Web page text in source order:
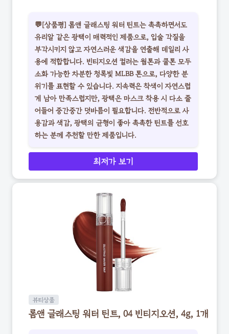
💬[상품평] 롬앤 글래스팅 워터 틴트는 촉촉하면서도
유리알 같은 광택이 매력적인 제품으로, 입술 각질을
부각시키지 않고 자연스러운 색감을 연출해 데일리 사
용에 적합합니다. 빈티지오션 컬러는 웜톤과 쿨톤 모두
소화 가능한 차분한 청록빛 MLBB 톤으로, 다양한 분
위기를 표현할 수 있습니다. 지속력은 착색이 자연스럽
게 남아 만족스럽지만, 광택은 마스크 착용 시 다소 줄
어들어 중간중간 덧바름이 필요합니다. 전반적으로 사
용감과 색감, 광택의 균형이 좋아 촉촉한 틴트를 선호
하는 분께 추천할 만한 제품입니다.
최저가 보기
뷰티상품
롬앤 글래스팅 워터 틴트, 04 빈티지오션, 4g, 1개